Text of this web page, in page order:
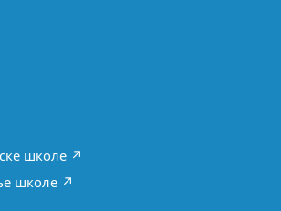
школе ↗
школе ↗